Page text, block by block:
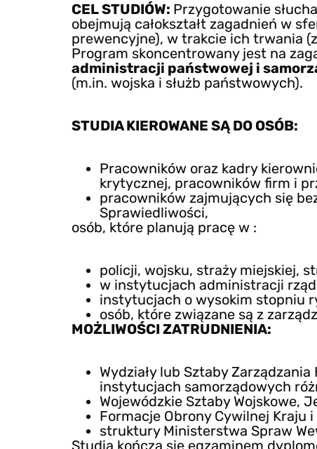
CEL STUDIÓW: Przygotowanie
obejmują całokształt zagadnień w
prewencyjne), w trakcie ich trwania
Program skoncentrowany jest na
administracji państwowej i
(m.in. wojska i służb państwowych).
STUDIA KIEROWANE SĄ DO OSÓB:
Pracowników oraz kadry
krytycznej, pracowników firm i
pracowników zajmujących się
Sprawiedliwości,
osób, które planują pracę w :
policji, wojsku, straży miejskiej,
w instytucjach administracji
instytucjach o wysokim stopniu
osób, które związane są z
MOŻLIWOŚCI ZATRUDNIENIA:
Wydziały lub Sztaby
instytucjach samorządowych
Wojewódzkie Sztaby Wojskowe,
Formacje Obrony Cywilnej Kraju
struktury Ministerstwa Spraw
Studia kończą się egzaminem